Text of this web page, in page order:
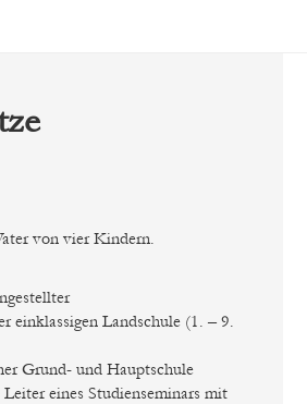
von vier Kindern.
einklassigen Landschule (1. – 9.
Grund- und Hauptschule
eines Studienseminars mit